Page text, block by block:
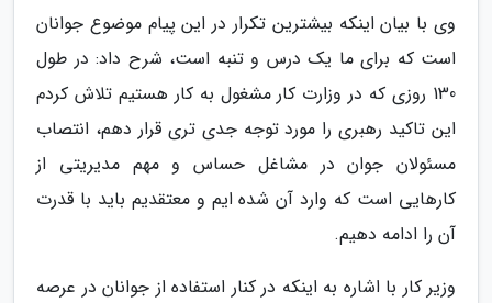
وی با بیان اینکه بیشترین تکرار در این پیام موضوع جوانان
است که برای ما یک درس و تنبه است، شرح داد: در طول
130 روزی که در وزارت کار مشغول به کار هستیم تلاش کردم
این تاکید رهبری را مورد توجه جدی تری قرار دهم، انتصاب
مسئولان جوان در مشاغل حساس و مهم مدیریتی از
کارهایی است که وارد آن شده ایم و معتقدیم باید با قدرت
آن را ادامه دهیم.
وزیر کار با اشاره به اینکه در کنار استفاده از جوانان در عرصه